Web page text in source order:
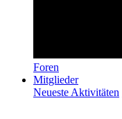
Foren
Mitglieder
Neueste Aktivitäten